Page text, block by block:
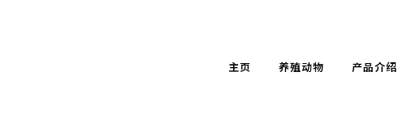
主页 养殖动物 产品介绍